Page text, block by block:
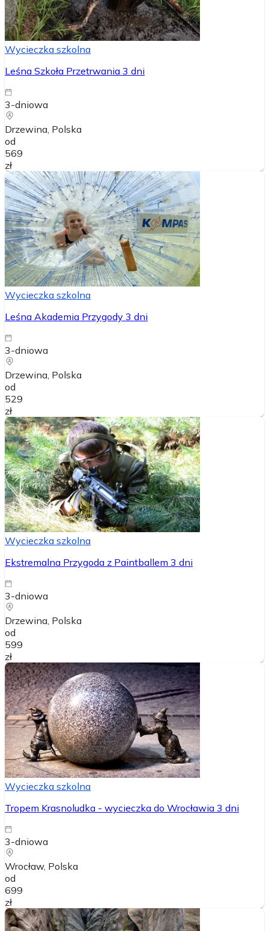
Wycieczka szkolna
Leśna Szkoła Przetrwania 3 dni
3-dniowa
Drzewina, Polska
od
569
zł
Wycieczka szkolna
Leśna Akademia Przygody 3 dni
3-dniowa
Drzewina, Polska
od
529
zł
Wycieczka szkolna
Ekstremalna Przygoda z Paintballem 3 dni
3-dniowa
Drzewina, Polska
od
599
zł
Wycieczka szkolna
Tropem Krasnoludka - wycieczka do Wrocławia 3 dni
3-dniowa
Wrocław, Polska
od
699
zł